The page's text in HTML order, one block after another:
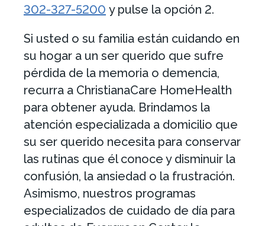
302-327-5200 y pulse la opción 2.
Si usted o su familia están cuidando en
su hogar a un ser querido que sufre
pérdida de la memoria o demencia,
recurra a ChristianaCare HomeHealth
para obtener ayuda. Brindamos la
atención especializada a domicilio que
su ser querido necesita para conservar
las rutinas que él conoce y disminuir la
confusión, la ansiedad o la frustración.
Asimismo, nuestros programas
especializados de cuidado de día para